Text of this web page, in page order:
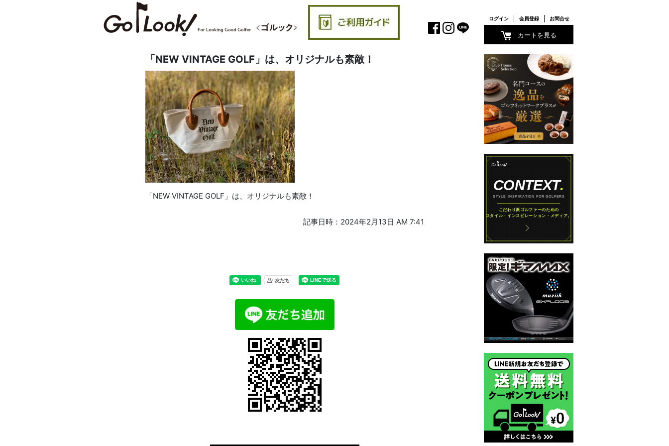
「NEW VINTAGE GOLF」は、オリジナルも素敵！
「NEW VINTAGE GOLF」は、オリジナルも素敵！
記事日時：2024年2月13日 AM 7:41
ログイン 会員登録 お問合せ
カートを見る